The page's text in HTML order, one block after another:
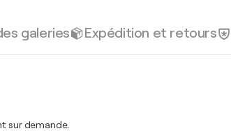
galeries Expédition et retours
sur demande.